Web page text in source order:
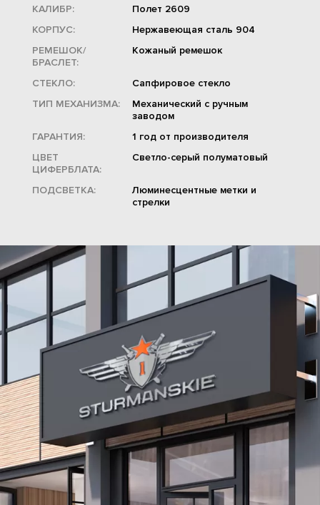
КАЛИБР:
Полет 2609
КОРПУС:
Нержавеющая сталь 904
РЕМЕШОК/
БРАСЛЕТ:
Кожаный ремешок
СТЕКЛО:
Сапфировое стекло
ТИП МЕХАНИЗМА:
Механический с ручным
заводом
ГАРАНТИЯ:
1 год от производителя
ЦВЕТ
ЦИФЕРБЛАТА:
Светло-серый полуматовый
ПОДСВЕТКА:
Люминесцентные метки и
стрелки